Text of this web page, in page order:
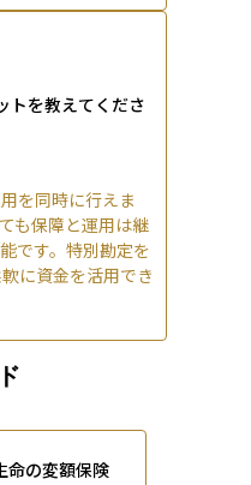
トを教えてくださ
を同時に行えま
も保障と運用は継
です。特別勘定を
に資金を活用でき
命の変額保険